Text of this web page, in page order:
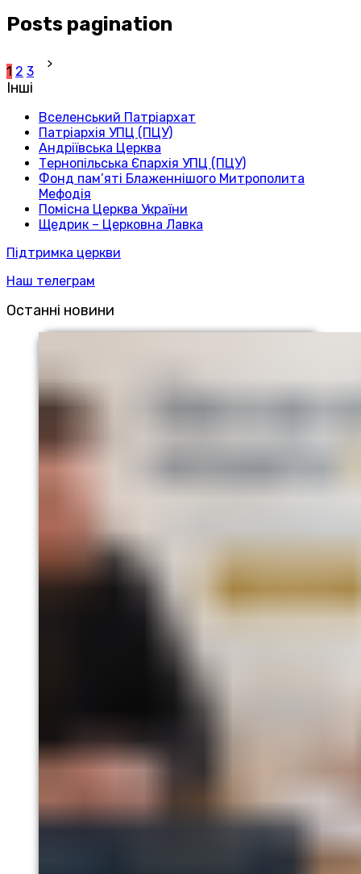
Posts pagination
1 2 3
Інші
Вселенський Патріархат
Патріархія УПЦ (ПЦУ)
Андріївська Церква
Тернопільська Єпархія УПЦ (ПЦУ)
Фонд пам’яті Блаженнішого Митрополита
Мефодія
Помісна Церква України
Щедрик – Церковна Лавка
Підтримка церкви
Наш телеграм
Останні новини